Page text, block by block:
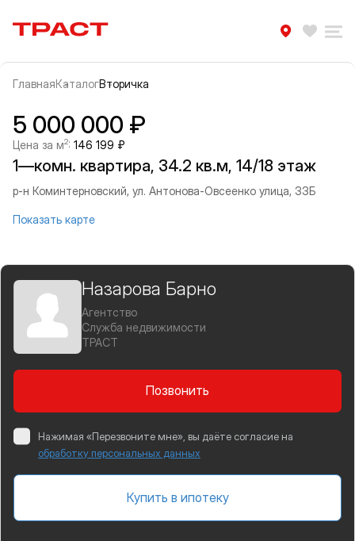
Траст | Служба недвижимости
ГлавнаяКаталогВторичка
Информация об объекте
Галерея
5 000 000 ₽
Цена за м2: 146 199 ₽
1—комн. квартира, 34.2 кв.м, 14/18 этаж
р-н Коминтерновский, ул. Антонова-Овсеенко улица, 33Б
Показать карте
Назарова Барно
Агентство
Служба недвижимости
ТРАСТ
Позвонить
Нажимая «Перезвоните мне», вы даёте согласие на
обработку персональных данных
Купить в ипотеку